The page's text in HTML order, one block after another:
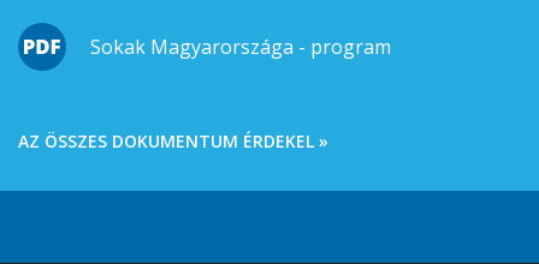
Sokak Magyarországa - program
AZ ÖSSZES DOKUMENTUM ÉRDEKEL »